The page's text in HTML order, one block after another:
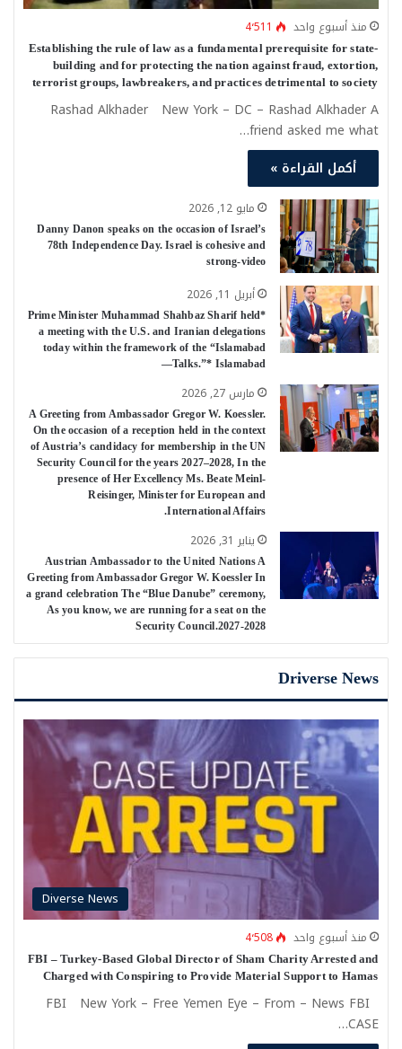
منذ أسبوع واحد 4٬511
Establishing the rule of law as a fundamental prerequisite for state-
building and for protecting the nation against fraud, extortion,
terrorist groups, lawbreakers, and practices detrimental to society
Rashad Alkhader New York – DC – Rashad Alkhader A
friend asked me what…
أكمل القراءة »
مايو 12, 2026
Danny Danon speaks on the occasion of Israel’s
78th Independence Day. Israel is cohesive and
strong-video
أبريل 11, 2026
*Prime Minister Muhammad Shahbaz Sharif held
a meeting with the U.S. and Iranian delegations
today within the framework of the “Islamabad
Talks.”* Islamabad—
مارس 27, 2026
A Greeting from Ambassador Gregor W. Koessler.
On the occasion of a reception held in the context
of Austria’s candidacy for membership in the UN
Security Council for the years 2027–2028, In the
presence of Her Excellency Ms. Beate Meinl-
Reisinger, Minister for European and
International Affairs.
يناير 31, 2026
Austrian Ambassador to the United Nations A
Greeting from Ambassador Gregor W. Koessler In
a grand celebration The “Blue Danube” ceremony,
As you know, we are running for a seat on the
Security Council.2027-2028
Driverse News
Diverse News
منذ أسبوع واحد 4٬508
FBI – Turkey-Based Global Director of Sham Charity Arrested and
Charged with Conspiring to Provide Material Support to Hamas
FBI New York – Free Yemen Eye – From – News FBI
CASE…